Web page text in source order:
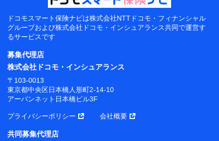
ドコモスマート保険ナビは株式会社NTTドコモ・フィナンシャル
グループおよび株式会社ドコモ・インシュアランス共同で運営す
るサービスです
募集代理店
株式会社ドコモ・インシュアランス
〒103-0013
東京都中央区日本橋人形町2-14-10
アーバンネット日本橋ビル3F
プライバシーポリシー 会社概要
共同募集代理店